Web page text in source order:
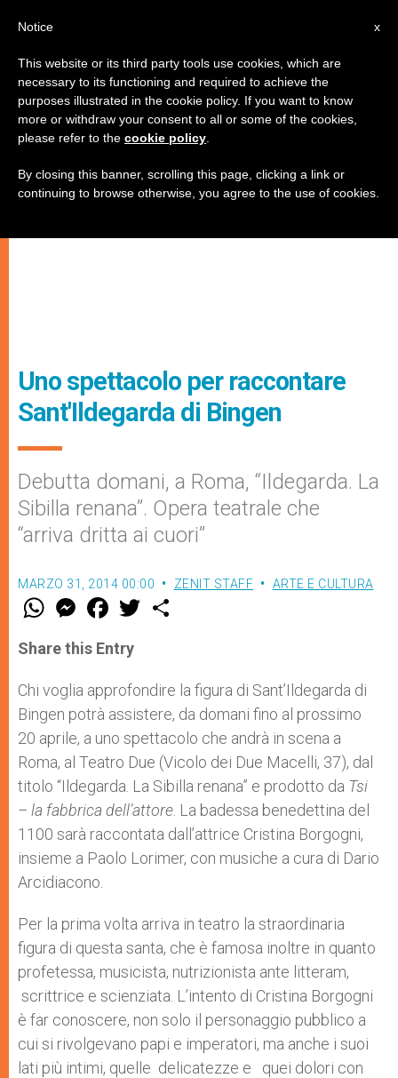
Uno spettacolo per raccontare
Sant'Ildegarda di Bingen
Debutta domani, a Roma, “Ildegarda. La
Sibilla renana”. Opera teatrale che
“arriva dritta ai cuori”
MARZO 31, 2014 00:00 ZENIT STAFF ARTE E CULTURA
W
t
s
p
p
M
e
s
e
g
e
r
F
a
e
b
o
k
w
r
Share this Entry
Chi voglia approfondire la figura di Sant’Ildegarda di
Bingen potrà assistere, da domani fino al prossimo
20 aprile, a uno spettacolo che andrà in scena a
Roma, al Teatro Due (Vicolo dei Due Macelli, 37), dal
titolo “Ildegarda. La Sibilla renana” e prodotto da Tsi
– la fabbrica dell’attore . La badessa benedettina del
1100 sarà raccontata dall’attrice Cristina Borgogni,
insieme a Paolo Lorimer, con musiche a cura di Dario
Arcidiacono.
Per la prima volta arriva in teatro la straordinaria
figura di questa santa, che è famosa inoltre in quanto
profetessa, musicista, nutrizionista ante litteram,
scrittrice e scienziata. L’intento di Cristina Borgogni
è far conoscere, non solo il personaggio pubblico a
cui si rivolgevano papi e imperatori, ma anche i suoi
lati più intimi, quelle delicatezze e quei dolori con
x
Notice
This website or its third party tools use cookies, which are
necessary to its functioning and required to achieve the
purposes illustrated in the cookie policy. If you want to know
more or withdraw your consent to all or some of the cookies,
please refer to the cookie policy
By closing this banner, scrolling this page, clicking a link or
continuing to browse otherwise, you agree to the use of cookies.